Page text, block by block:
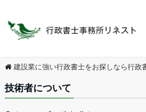
建設業に強い行政書士をお探しなら行政
技術者について